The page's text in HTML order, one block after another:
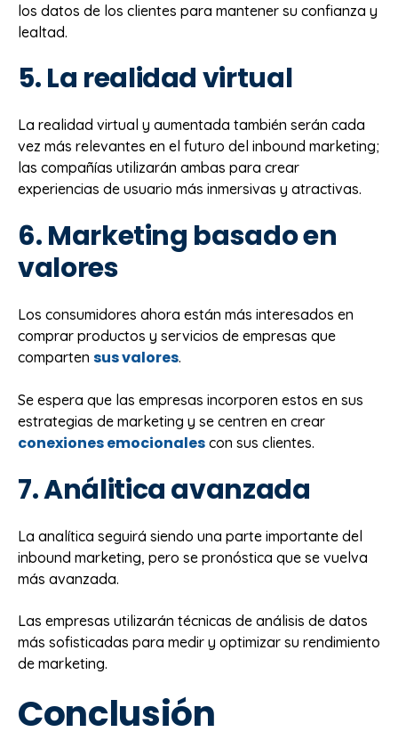
los datos de los clientes para mantener su confianza y
lealtad.
5. La realidad virtual
La realidad virtual y aumentada también serán cada
vez más relevantes en el futuro del inbound marketing;
las compañías utilizarán ambas para crear
experiencias de usuario más inmersivas y atractivas.
6. Marketing basado en
valores
Los consumidores ahora están más interesados en
comprar productos y servicios de empresas que
comparten sus valores.
Se espera que las empresas incorporen estos en sus
estrategias de marketing y se centren en crear
conexiones emocionales con sus clientes.
7. Análitica avanzada
La analítica seguirá siendo una parte importante del
inbound marketing, pero se pronóstica que se vuelva
más avanzada.
Las empresas utilizarán técnicas de análisis de datos
más sofisticadas para medir y optimizar su rendimiento
de marketing.
Conclusión